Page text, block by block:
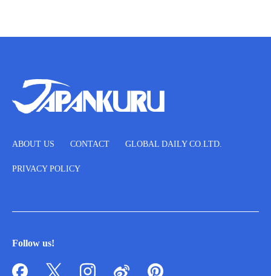
ABOUT US CONTACT GLOBAL DAILY CO.LTD.
PRIVACY POLICY
Follow us!